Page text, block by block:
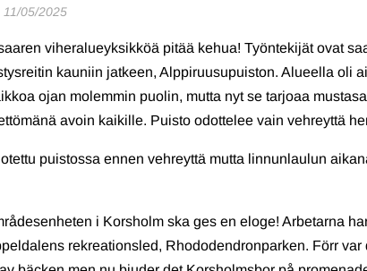
11/05/2025
viheralueyksikköä pitää kehua! Työntekijät ovat
kauniin jatkeen, Alppiruusupuiston. Alueella oli
ojan molemmin puolin, mutta nyt se tarjoaa
avoin kaikille. Puisto odottelee vain vehreyttä
puistossa ennen vehreyttä mutta linnunlaulun
i Korsholm ska ges en eloge! Arbetarna
rekreationsled, Rhododendronparken. Förr